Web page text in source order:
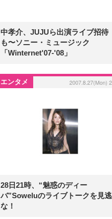
中孝介、JUJUら出演ライブ招待
も〜ソニー・ミュージック
「Winternet'07-'08」
エンタメ 2007.8.27(Mon)
28日21時、“魅惑のディー
バ”Soweluのライブトークを見
な！